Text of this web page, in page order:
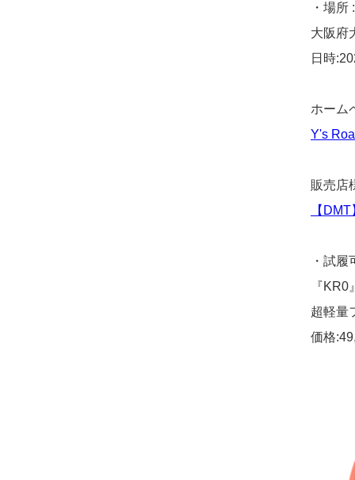
・場
大阪府
日時
ホーム
Y's
販売店
【
・試
『KR0
超軽量
価格